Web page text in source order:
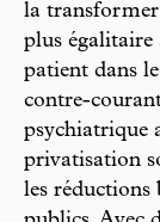
la
plus égalitaire
patient dans
contre-
psychiatrique
privatisation
les réductions